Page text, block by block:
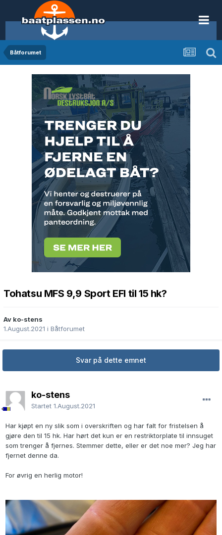
Båtforumet
Tohatsu MFS 9,9 Sport EFI til 15 hk?
Av ko-stens
1.August.2021 i Båtforumet
Svar på dette emnet
ko-stens
Startet 1.August.2021
Har kjøpt en ny slik som i overskriften og har falt for fristelsen å
gjøre den til 15 hk. Har hørt det kun er en restriktorplate til innsuget
som trenger å fjernes. Stemmer dette, eller er det noe mer? Jeg har
fjernet denne da.
For øvrig en herlig motor!